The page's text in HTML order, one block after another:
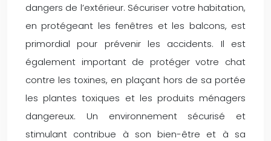
dangers de l’extérieur. Sécuriser votre habitation,
en protégeant les fenêtres et les balcons, est
primordial pour prévenir les accidents. Il est
également important de protéger votre chat
contre les toxines, en plaçant hors de sa portée
les plantes toxiques et les produits ménagers
dangereux. Un environnement sécurisé et
stimulant contribue à son bien-être et à sa